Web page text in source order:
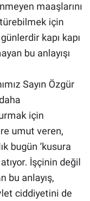
maaşlarını
için
kapı kapı
bu anlayışı
Sayın Özgür
için
umut veren,
bugün ‘kusura
İşçinin değil
bu anlayış,
ciddiyetini de